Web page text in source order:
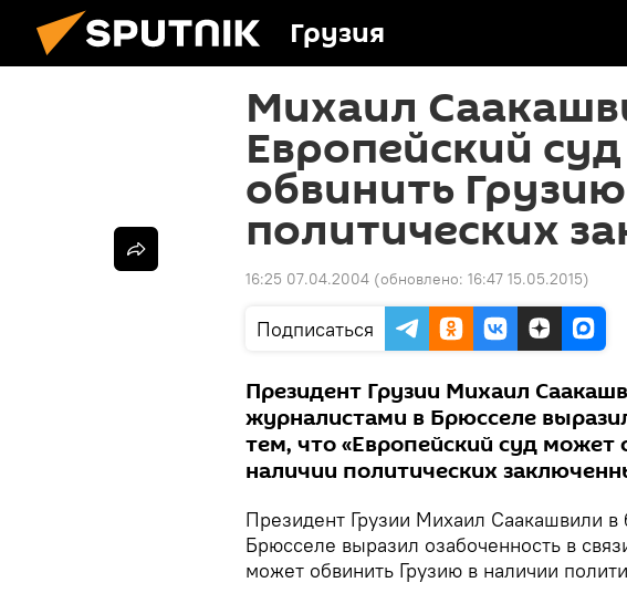
Грузия
Михаил
Европейский
обвинить
политических
16:25 07.04.2004 (обновлено: 16:47 15.05.2015)
Подписаться
Президент Грузии Михаил
журналистами в Брюсселе
тем, что «Европейский суд может
наличии политических
Президент Грузии Михаил Саакашвили
Брюсселе выразил озабоченность в
может обвинить Грузию в наличии